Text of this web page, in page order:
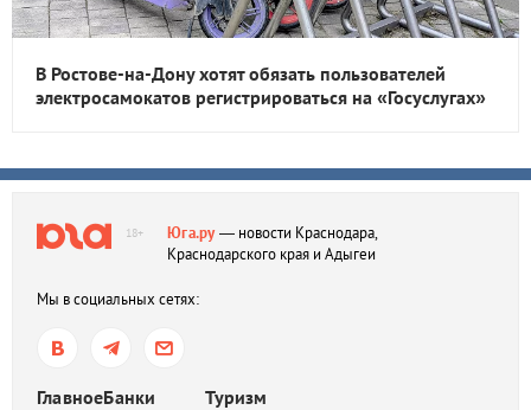
В Ростове-на-Дону хотят обязать пользователей
электросамокатов регистрироваться на «Госуслугах»
18+ Юга.ру— новости Краснодара,
Краснодарского края и Адыгеи
Мы в социальных сетях:
ГлавноеБанки Туризм